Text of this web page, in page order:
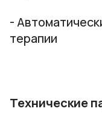
-
терапии
Технические